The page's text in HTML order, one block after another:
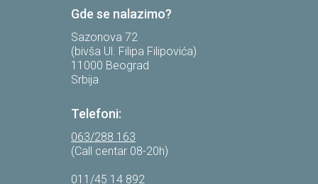
Gde se nalazimo?
Sazonova 72
(bivša Ul. Filipa Filipovića)
11000 Beograd
Srbija
Telefoni:
063/288 163
(Call centar 08-20h)
011/45 14 892